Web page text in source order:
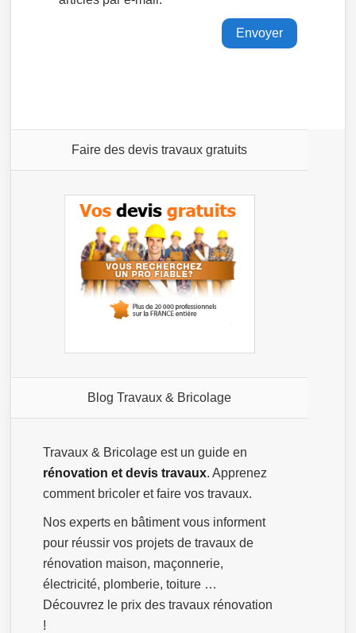
Faire des devis travaux gratuits
Blog Travaux & Bricolage
Travaux & Bricolage est un guide en
rénovation et devis travaux. Apprenez
comment bricoler et faire vos travaux.
Nos experts en bâtiment vous informent
pour réussir vos projets de travaux de
rénovation maison, maçonnerie,
électricité, plomberie, toiture …
Découvrez le prix des travaux rénovation
!